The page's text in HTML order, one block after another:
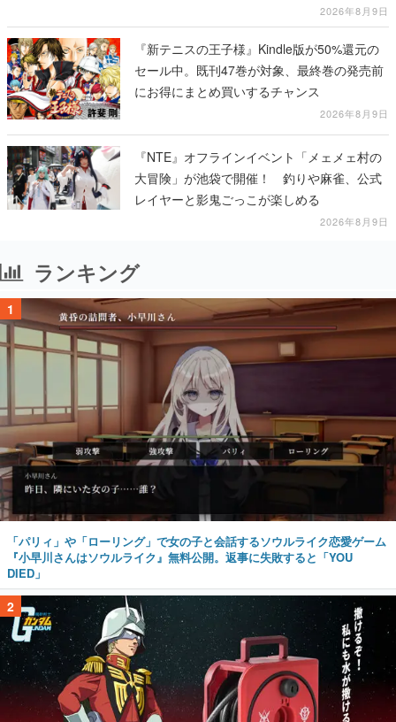
テージショーや没入型のホラー体験も楽しめ
る
2026年8月9日
『新テニスの王子様』Kindle版が50%還元の
セール中。既刊47巻が対象、最終巻の発売前
にお得にまとめ買いするチャンス
2026年8月9日
『NTE』オフラインイベント「メェメェ村の
大冒険」が池袋で開催！ 釣りや麻雀、公式
レイヤーと影鬼ごっこが楽しめる
2026年8月9日
ランキング
1
「パリィ」や「ローリング」で女の子と会話するソウルライク恋愛ゲーム
『小早川さんはソウルライク』無料公開。返事に失敗すると「YOU
DIED」
2